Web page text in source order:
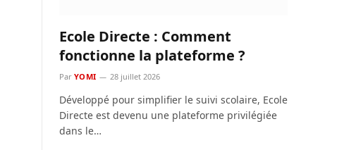
Ecole Directe : Comment
fonctionne la plateforme ?
Par YOMI 28 juillet 2026
Développé pour simplifier le suivi scolaire, Ecole
Directe est devenu une plateforme privilégiée
dans le…